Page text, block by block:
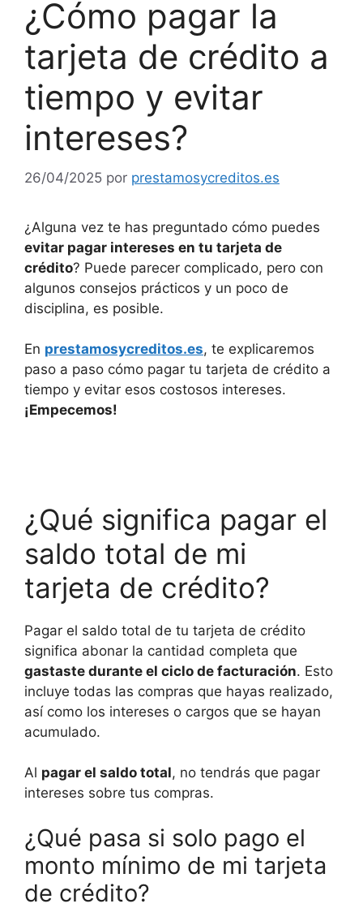
¿Cómo pagar la
tarjeta de crédito a
tiempo y evitar
intereses?
26/04/2025 por prestamosycreditos.es
¿Alguna vez te has preguntado cómo puedes
evitar pagar intereses en tu tarjeta de
crédito? Puede parecer complicado, pero con
algunos consejos prácticos y un poco de
disciplina, es posible.
En prestamosycreditos.es, te explicaremos
paso a paso cómo pagar tu tarjeta de crédito a
tiempo y evitar esos costosos intereses.
¡Empecemos!
¿Qué significa pagar el
saldo total de mi
tarjeta de crédito?
Pagar el saldo total de tu tarjeta de crédito
significa abonar la cantidad completa que
gastaste durante el ciclo de facturación. Esto
incluye todas las compras que hayas realizado,
así como los intereses o cargos que se hayan
acumulado.
Al pagar el saldo total, no tendrás que pagar
intereses sobre tus compras.
¿Qué pasa si solo pago el
monto mínimo de mi tarjeta
de crédito?